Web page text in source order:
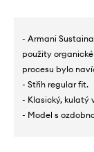
- Armani
použity
procesu bylo
- Střih regular fit.
- Klasický, kulatý
- Model s